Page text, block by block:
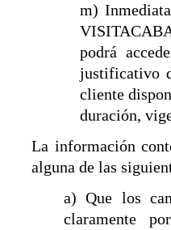
m)
podrá
justificativo
cliente
duración,
La información
alguna de las
a) Que los
claramente